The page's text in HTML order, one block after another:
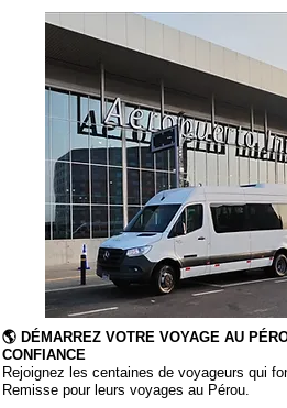
🌎 DÉMARREZ VOTRE VOYAGE AU
CONFIANCE
Rejoignez les centaines de voyageurs qui
Remisse pour leurs voyages au Pérou.